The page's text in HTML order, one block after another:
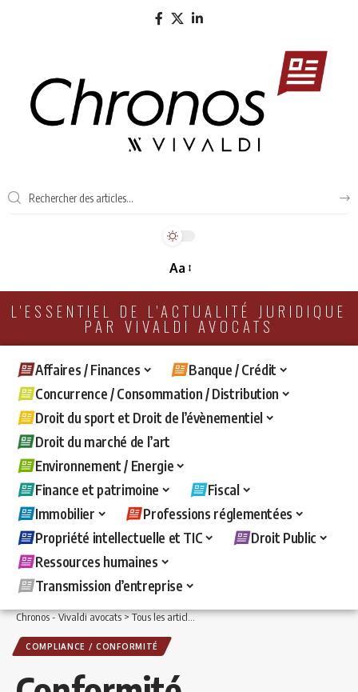
Aa
L'ESSENTIEL DE L'ACTUALITÉ JURIDIQUE
PAR VIVALDI AVOCATS
Affaires / Finances
Banque / Crédit
Concurrence / Consommation / Distribution
Droit du sport et Droit de l’évènementiel
Droit du marché de l’art
Environnement / Energie
Finance et patrimoine
Fiscal
Immobilier
Professions réglementées
Propriété intellectuelle et TIC
Droit Public
Ressources humaines
Transmission d’entreprise
Chronos - Vivaldi avocats>Tous les articles >Affaires / Finances>Compliance /
COMPLIANCE / CONFORMITÉ